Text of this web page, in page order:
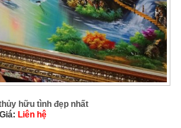
hữu tình đẹp nhất
Giá: Liên hệ